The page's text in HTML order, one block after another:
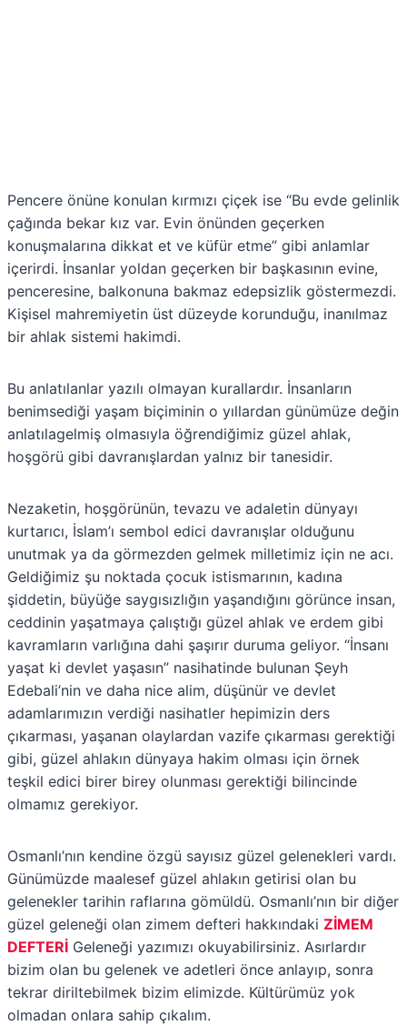
Pencere önüne konulan kırmızı çiçek ise “Bu evde gelinlik
çağında bekar kız var. Evin önünden geçerken
konuşmalarına dikkat et ve küfür etme” gibi anlamlar
içerirdi. İnsanlar yoldan geçerken bir başkasının evine,
penceresine, balkonuna bakmaz edepsizlik göstermezdi.
Kişisel mahremiyetin üst düzeyde korunduğu, inanılmaz
bir ahlak sistemi hakimdi.
Bu anlatılanlar yazılı olmayan kurallardır. İnsanların
benimsediği yaşam biçiminin o yıllardan günümüze değin
anlatılagelmiş olmasıyla öğrendiğimiz güzel ahlak,
hoşgörü gibi davranışlardan yalnız bir tanesidir.
Nezaketin, hoşgörünün, tevazu ve adaletin dünyayı
kurtarıcı, İslam’ı sembol edici davranışlar olduğunu
unutmak ya da görmezden gelmek milletimiz için ne acı.
Geldiğimiz şu noktada çocuk istismarının, kadına
şiddetin, büyüğe saygısızlığın yaşandığını görünce insan,
ceddinin yaşatmaya çalıştığı güzel ahlak ve erdem gibi
kavramların varlığına dahi şaşırır duruma geliyor. “İnsanı
yaşat ki devlet yaşasın” nasihatinde bulunan Şeyh
Edebali’nin ve daha nice alim, düşünür ve devlet
adamlarımızın verdiği nasihatler hepimizin ders
çıkarması, yaşanan olaylardan vazife çıkarması gerektiği
gibi, güzel ahlakın dünyaya hakim olması için örnek
teşkil edici birer birey olunması gerektiği bilincinde
olmamız gerekiyor.
Osmanlı’nın kendine özgü sayısız güzel gelenekleri vardı.
Günümüzde maalesef güzel ahlakın getirisi olan bu
gelenekler tarihin raflarına gömüldü. Osmanlı’nın bir diğer
güzel geleneği olan zimem defteri hakkındaki ZİMEM
DEFTERİ Geleneği yazımızı okuyabilirsiniz. Asırlardır
bizim olan bu gelenek ve adetleri önce anlayıp, sonra
tekrar diriltebilmek bizim elimizde. Kültürümüz yok
olmadan onlara sahip çıkalım.